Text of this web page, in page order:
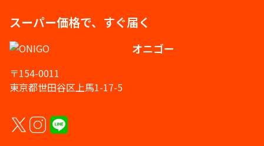
スーパー価格で、すぐ届く
オニゴー
〒154-0011
東京都世田谷区上馬1-17-5